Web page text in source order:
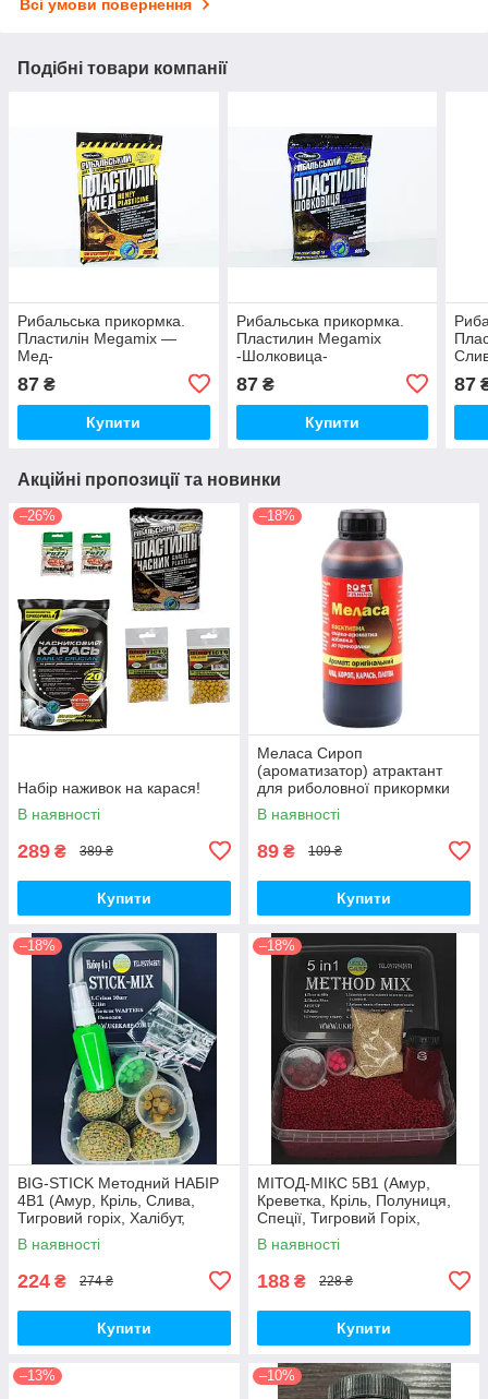
Всі умови повернення
Подібні товари компанії
Рибальська прикормка.
Пластилін Megamix —
Мед-
87 ₴
Купити
Рибальська прикормка.
Пластилин Megamix
-Шолковица-
87₴
Купити
87
Акційні пропозиції та новинки
–26%
Набір наживок на карася!
В наявності
289 ₴ 389 ₴
Купити
–18%
Меласа Сироп
(ароматизатор) атрактант
для риболовної прикормки
В наявності
89 ₴ 109 ₴
Купити
–18%
BIG-STICK Методний НАБІР
4В1 (Амур, Кріль, Слива,
Тигровий горіх, Халібут,
Кукурудза, Полуниця,
Креветка)
В наявності
224 ₴ 274 ₴
Купити
–18%
МІТОД-МІКС 5В1 (Амур,
Креветка, Кріль, Полуниця,
Спеції, Тигровий Горіх,
Халібут)
В наявності
188 ₴ 228 ₴
Купити
–13% –10%